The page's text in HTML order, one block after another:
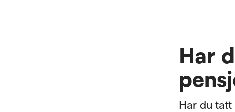
Har
Har du tatt